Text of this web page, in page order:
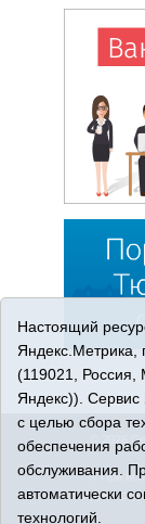
© 2026
© При
Адрес
Настоящий
(119021, Россия,
Яндекс)).
с целью сбора
обеспечения
обслуживания.
автоматически
технологий.